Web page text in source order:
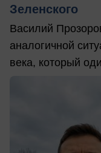
Зеленского
Василий
аналогичной
века, который